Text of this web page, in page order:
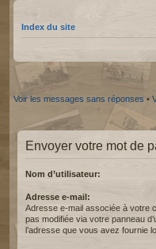
Index du site
Voir les messages sans réponses •
Envoyer votre mot de
Nom d’utilisateur:
Adresse e-mail:
Adresse e-mail associée à votre
pas modifiée via votre panneau
l’adresse que vous avez fournie